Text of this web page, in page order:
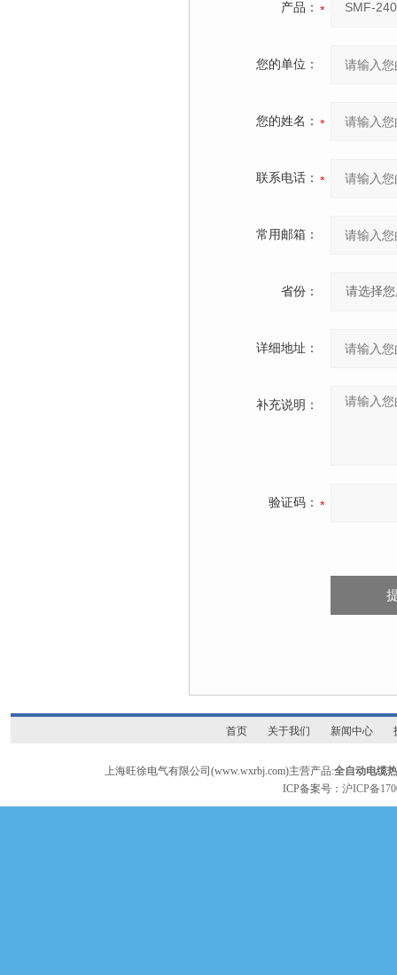
产品：
您的单位：
您的姓名：
联系电话：
常用邮箱：
省份：
详细地址：
补充说明：
验证码：
首页 关于我们 新闻中心
上海旺徐电气有限公司(www.wxrbj.com)主营产品:全自动电缆
ICP备案号：沪ICP备